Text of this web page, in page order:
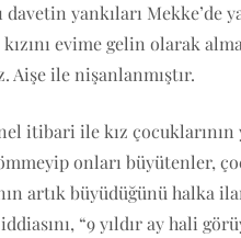
yankıları Mekke’de
evime gelin olarak
Aişe ile nişanlanmıştır.
itibari ile kız çocuklarının
onları büyütenler,
artık büyüdüğünü halka
“9 yıldır ay hali